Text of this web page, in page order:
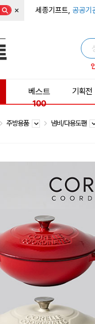
× 세종기프트, 공공기
베스트
100
기획전
주방용품 냄비/다용도팬